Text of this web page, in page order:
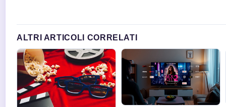
ALTRI ARTICOLI CORRELATI